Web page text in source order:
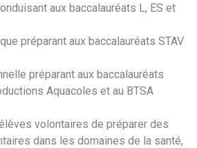
aux baccalauréats L, ES et
préparant aux baccalauréats STAV
préparant aux baccalauréats
Aquacoles et au BTSA
volontaires de préparer des
dans les domaines de la santé,